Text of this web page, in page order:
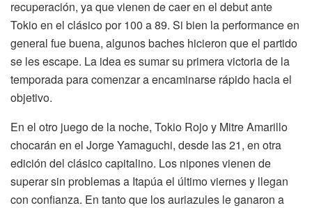
recuperación, ya que vienen de caer en el debut ante
Tokio en el clásico por 100 a 89. Si bien la performance en
general fue buena, algunos baches hicieron que el partido
se les escape. La idea es sumar su primera victoria de la
temporada para comenzar a encaminarse rápido hacia el
objetivo.
En el otro juego de la noche, Tokio Rojo y Mitre Amarillo
chocarán en el Jorge Yamaguchi, desde las 21, en otra
edición del clásico capitalino. Los nipones vienen de
superar sin problemas a Itapúa el último viernes y llegan
con confianza. En tanto que los auriazules le ganaron a